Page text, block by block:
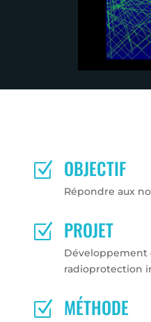
Z OBJECTIF
Répondre aux
Z PROJET
Développement
radioprotection
Z MÉTHODE